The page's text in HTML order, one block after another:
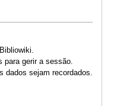
gerir a sessão.
sejam recordados.